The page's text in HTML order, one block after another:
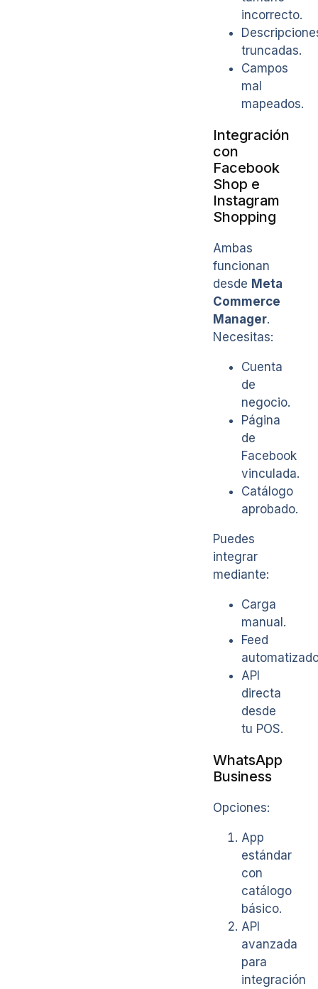
incorrecto.
truncadas.
Campos
mal
mapeados.
Integración
con
Facebook
Shop e
Instagram
Shopping
Ambas
funcionan
desde Meta
Commerce
Manager.
Necesitas:
Cuenta
de
negocio.
Página
de
Facebook
vinculada.
Catálogo
aprobado.
Puedes
integrar
mediante:
Carga
manual.
Feed
API
directa
desde
tu POS.
WhatsApp
Business
Opciones:
App
estándar
con
catálogo
básico.
API
avanzada
para
integración